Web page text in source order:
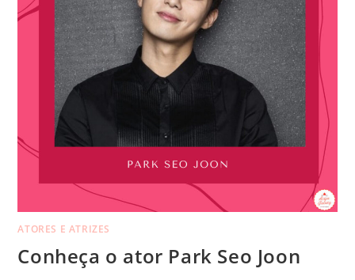
ATORES E ATRIZES
Conheça o ator Park Seo Joon